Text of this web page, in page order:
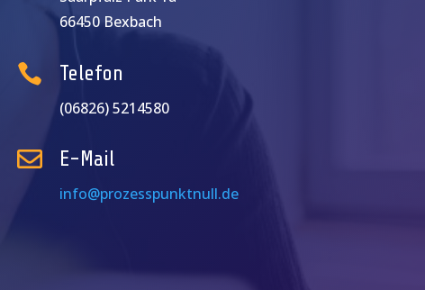
66450 Bexbach
 Telefon
(06826) 5214580
 E-Mail
info@prozesspunktnull.de